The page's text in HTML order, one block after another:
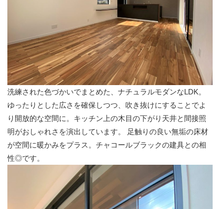
洗練された色づかいでまとめた、ナチュラルモダンなLDK。
ゆったりとした広さを確保しつつ、吹き抜けにすることでよ
り開放的な空間に。キッチン上の木目の下がり天井と間接照
明がおしゃれさを演出しています。 足触りの良い無垢の床材
が空間に暖かみをプラス。チャコールブラックの建具との相
性◎です。